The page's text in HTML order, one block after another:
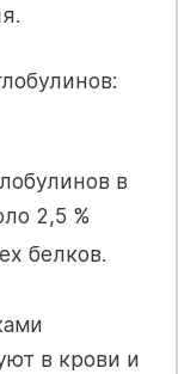
в
2,5 %
белков.
в крови и